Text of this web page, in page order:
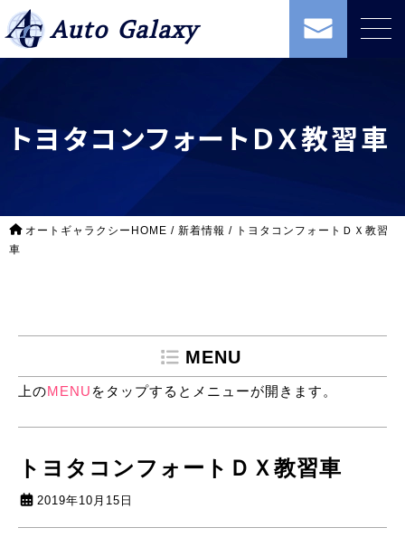
Auto Galaxy
トヨタコンフォートＤＸ教習車
オートギャラクシーHOME / 新着情報 / トヨタコンフォートＤＸ教習
車
MENU
上のMENU をタップするとメニューが開きます。
トヨタコンフォートＤＸ教習車
2019年10月15日